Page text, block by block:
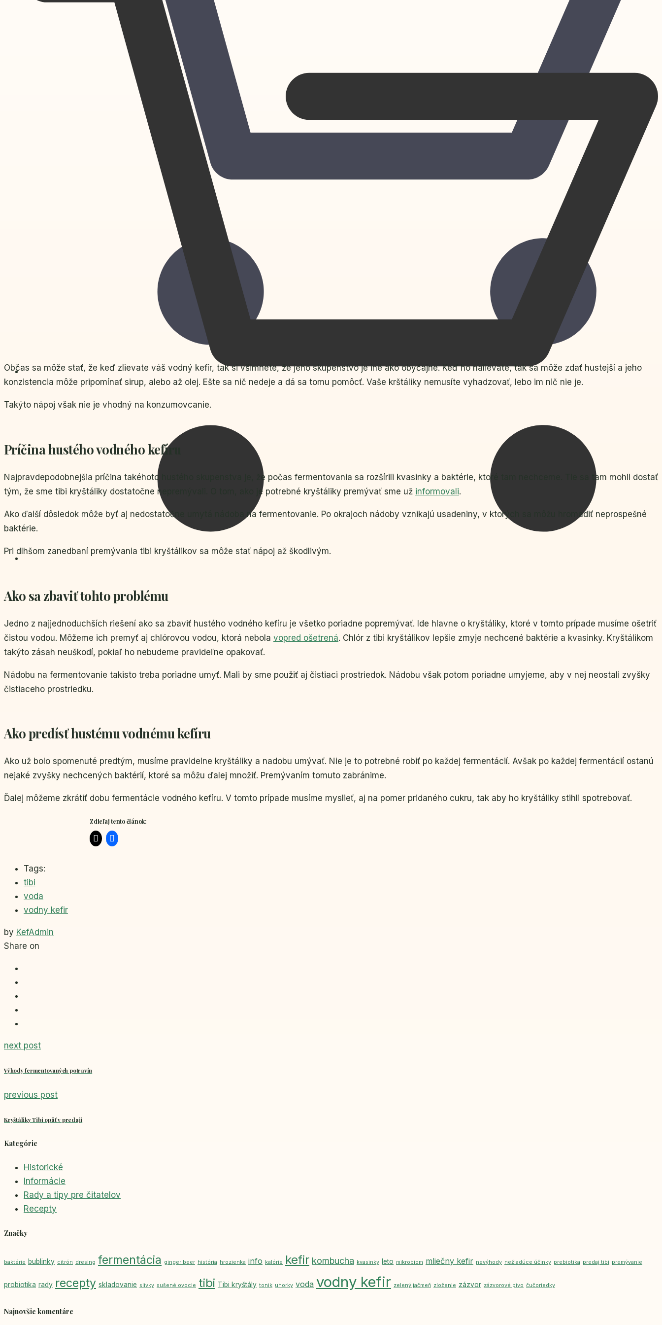
Občas sa môže stať, že keď zlievate váš vodný kefír, tak si všimnete, že jeho skupenstvo je iné ako obyčajne. Keď ho nalievate, tak sa môže zdať hustejší a jeho
konzistencia môže pripomínať sirup, alebo až olej. Ešte sa nič nedeje a dá sa tomu pomôcť. Vaše krštáliky nemusíte vyhadzovať, lebo im nič nie je.
Takýto nápoj však nie je vhodný na konzumovcanie.
Príčina hustého vodného kefíru
Najpravdepodobnejšia príčina takéhoto hustého skupenstva je, že počas fermentovania sa rozšírili kvasinky a baktérie, ktoré tam nechceme. Tie sa tam mohli dostať
tým, že sme tibi kryštáliky dostatočne nepremývali. O tom, ako je potrebné kryštáliky premývať sme už informovali.
Ako ďalší dôsledok môže byť aj nedostatočne umytá nádoba na fermentovanie. Po okrajoch nádoby vznikajú usadeniny, v ktorých sa môžu hromadiť neprospešné
baktérie.
Pri dlhšom zanedbaní premývania tibi kryštálikov sa môže stať nápoj až škodlivým.
Ako sa zbaviť tohto problému
Jedno z najjednoduchších riešení ako sa zbaviť hustého vodného kefíru je všetko poriadne popremývať. Ide hlavne o kryštáliky, ktoré v tomto prípade musíme ošetriť
čistou vodou. Môžeme ich premyť aj chlórovou vodou, ktorá nebola vopred ošetrená. Chlór z tibi kryštálikov lepšie zmyje nechcené baktérie a kvasinky. Kryštálikom
takýto zásah neuškodí, pokiaľ ho nebudeme pravideľne opakovať.
Nádobu na fermentovanie takisto treba poriadne umyť. Mali by sme použiť aj čistiaci prostriedok. Nádobu však potom poriadne umyjeme, aby v nej neostali zvyšky
čistiaceho prostriedku.
Ako predísť hustému vodnému kefíru
Ako už bolo spomenuté predtým, musíme pravidelne kryštáliky a nadobu umývať. Nie je to potrebné robiť po každej fermentácií. Avšak po každej fermentácií ostanú
nejaké zvyšky nechcených baktérií, ktoré sa môžu ďalej množiť. Premývaním tomuto zabránime.
Ďalej môžeme zkrátiť dobu fermentácie vodného kefíru. V tomto prípade musíme myslieť, aj na pomer pridaného cukru, tak aby ho kryštáliky stihli spotrebovať.
Zdieľaj tento článok:
Tags:
tibi
voda
vodny kefir
by KefAdmin
Share on
next post
Výhody fermentovaných potravín
previous post
Kryštáliky Tibi opäť v predaji
Kategórie
Historické
Informácie
Rady a tipy pre čitatelov
Recepty
Značky
baktérie bublinky citrón dresing fermentácia ginger beer história hrozienka info kalórie kefir kombucha kvasinky leto mikrobiom mliečny kefir nevýhody nežiadúce účinky prebiotika predaj tibi premývanie
probiotika rady recepty skladovanie slivky sušené ovocie tibi Tibi kryštály tonik uhorky voda vodny kefir zelený jačmeň zloženie zázvor zázvorové pivo čučoriedky
Najnovšie komentáre